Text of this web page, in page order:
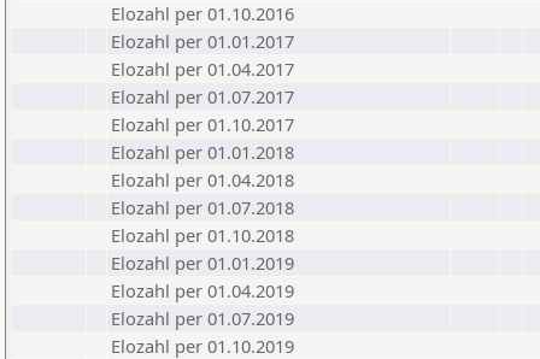
Elozahl per 01.10.2016
Elozahl per 01.01.2017
Elozahl per 01.04.2017
Elozahl per 01.07.2017
Elozahl per 01.10.2017
Elozahl per 01.01.2018
Elozahl per 01.04.2018
Elozahl per 01.07.2018
Elozahl per 01.10.2018
Elozahl per 01.01.2019
Elozahl per 01.04.2019
Elozahl per 01.07.2019
Elozahl per 01.10.2019